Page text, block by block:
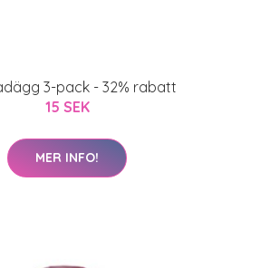
3-pack - 32% rabatt
15 SEK
MER INFO!